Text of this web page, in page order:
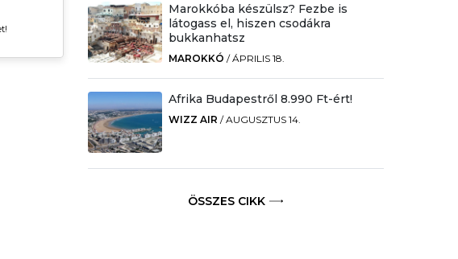
Marokkóba készülsz? Fezbe is
látogass el, hiszen csodákra
bukkanhatsz
MAROKKÓ /ÁPRILIS 18.
Afrika Budapestről 8.990 Ft-ért!
WIZZ AIR /AUGUSZTUS 14.
ÖSSZES CIKK